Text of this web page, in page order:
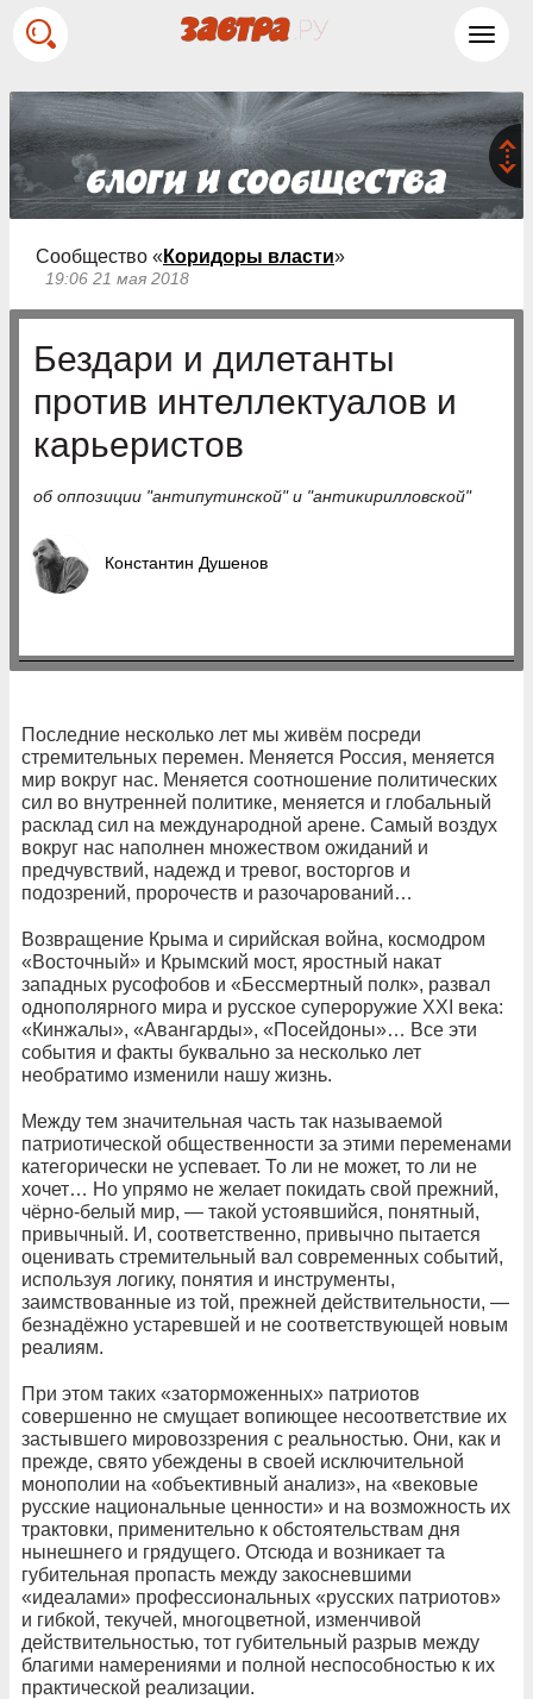
Сообщество « Коридоры власти»
19:06 21 мая 2018
Бездари и дилетанты
против интеллектуалов и
карьеристов
об оппозиции "антипутинской" и "антикирилловской"
Константин Душенов
Последние несколько лет мы живём посреди
стремительных перемен. Меняется Россия, меняется
мир вокруг нас. Меняется соотношение политических
сил во внутренней политике, меняется и глобальный
расклад сил на международной арене. Самый воздух
вокруг нас наполнен множеством ожиданий и
предчувствий, надежд и тревог, восторгов и
подозрений, пророчеств и разочарований…
Возвращение Крыма и сирийская война, космодром
«Восточный» и Крымский мост, яростный накат
западных русофобов и «Бессмертный полк», развал
однополярного мира и русское супероружие XXI века:
«Кинжалы», «Авангарды», «Посейдоны»… Все эти
события и факты буквально за несколько лет
необратимо изменили нашу жизнь.
Между тем значительная часть так называемой
патриотической общественности за этими переменами
категорически не успевает. То ли не может, то ли не
хочет… Но упрямо не желает покидать свой прежний,
чёрно-белый мир, — такой устоявшийся, понятный,
привычный. И, соответственно, привычно пытается
оценивать стремительный вал современных событий,
используя логику, понятия и инструменты,
заимствованные из той, прежней действительности, —
безнадёжно устаревшей и не соответствующей новым
реалиям.
При этом таких «заторможенных» патриотов
совершенно не смущает вопиющее несоответствие их
застывшего мировоззрения с реальностью. Они, как и
прежде, свято убеждены в своей исключительной
монополии на «объективный анализ», на «вековые
русские национальные ценности» и на возможность их
трактовки, применительно к обстоятельствам дня
нынешнего и грядущего. Отсюда и возникает та
губительная пропасть между закосневшими
«идеалами» профессиональных «русских патриотов»
и гибкой, текучей, многоцветной, изменчивой
действительностью, тот губительный разрыв между
благими намерениями и полной неспособностью к их
практической реализации.